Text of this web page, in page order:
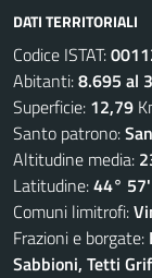
DATI TERRITORIALI
Codice ISTAT:
Abitanti:8.695 al
Superficie: 12,79
Santo patrono:
Altitudine media:
Latitudine:44°
Comuni limitrofi:
Frazioni e borgate:
Sabbioni, Tetti